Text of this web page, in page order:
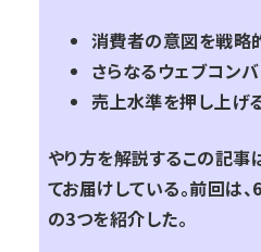
消費者の意図を戦略
さらなるウェブコン
売上水準を押し上げ
やり方を解説するこの記事
てお届けしている。前回は
の3つを紹介した。